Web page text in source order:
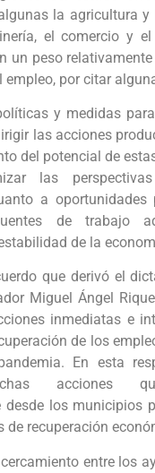
la agricultura y
el comercio y
un peso
empleo, por citar
y medidas
las acciones
del potencial de
las
a oportunidades
de trabajo
de la
que derivó el
Miguel Ángel
inmediatas e
de los
En esta
acciones
desde los municipios
de recuperación
entre los